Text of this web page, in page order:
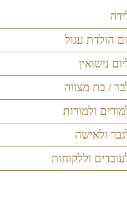
הולדת עגול
נישואין
/ בת מצווה
ולמורות
ולאישה
וללקוחות